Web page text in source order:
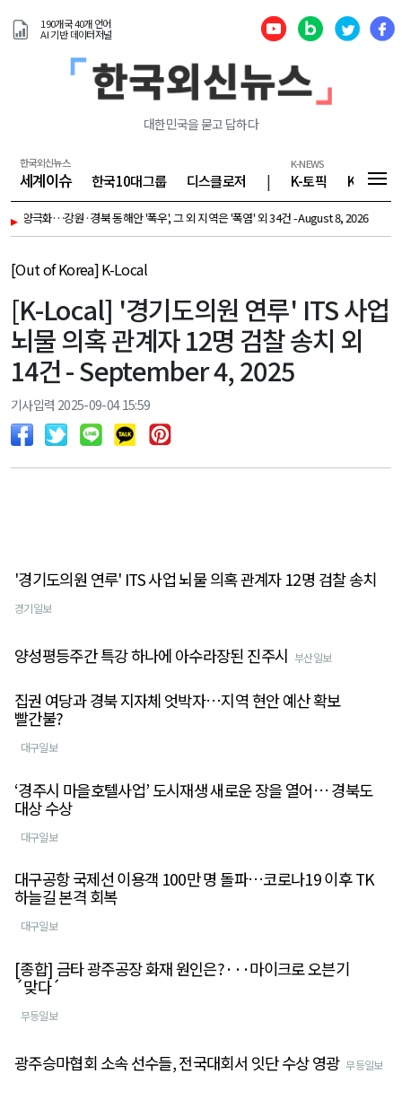
190개국 40개 언어
AI 기반 데이터저널
대한민국을 묻고 답하다
한국외신뉴스
세계이슈 한국10대그룹 디스클로저 |
K-NEWS
K-토픽 K-기업
▸
극화…강원·경북 동해안 '폭우', 그 외 지역은 '폭염' 외 34건 - August 8, 2026
[Out of Korea] K-Local
[K-Local] '경기도의원 연루' ITS 사업
뇌물 의혹 관계자 12명 검찰 송치 외
14건 - September 4, 2025
기사입력 2025-09-04 15:59
'경기도의원 연루' ITS 사업 뇌물 의혹 관계자 12명 검찰 송치
경기일보
양성평등주간 특강 하나에 아수라장된 진주시 부산일보
집권 여당과 경북 지자체 엇박자…지역 현안 예산 확보
빨간불?
대구일보
‘경주시 마을호텔사업’ 도시재생 새로운 장을 열어… 경북도
대상 수상
대구일보
대구공항 국제선 이용객 100만 명 돌파…코로나19 이후 TK
하늘길 본격 회복
대구일보
[종합] 금타 광주공장 화재 원인은?···마이크로 오븐기
´맞다´
무등일보
광주승마협회 소속 선수들, 전국대회서 잇단 수상 영광 무등일보